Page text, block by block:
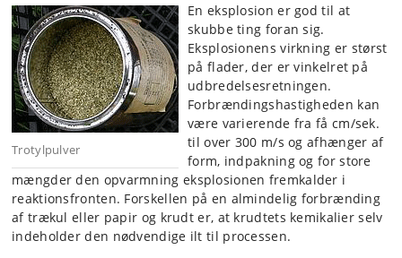
Trotylpulver
En eksplosion er god til at
skubbe ting foran sig.
Eksplosionens virkning er størst
på flader, der er vinkelret på
udbredelsesretningen.
Forbrændingshastigheden kan
være varierende fra få cm/sek.
til over 300 m/s og afhænger af
form, indpakning og for store
mængder den opvarmning eksplosionen fremkalder i
reaktionsfronten. Forskellen på en almindelig forbrænding
af trækul eller papir og krudt er, at krudtets kemikalier selv
indeholder den nødvendige ilt til processen.